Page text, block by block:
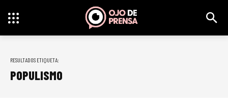
RESULTADOS ETIQUETA:
POPULISMO